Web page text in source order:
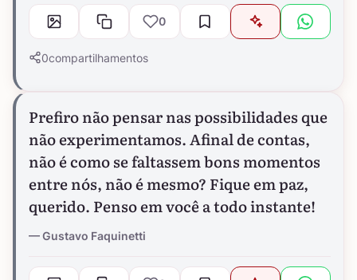
0
0compartilhamentos
Prefiro não pensar nas possibilidades que
não experimentamos. Afinal de contas,
não é como se faltassem bons momentos
entre nós, não é mesmo? Fique em paz,
querido. Penso em você a todo instante!
Gustavo Faquinetti